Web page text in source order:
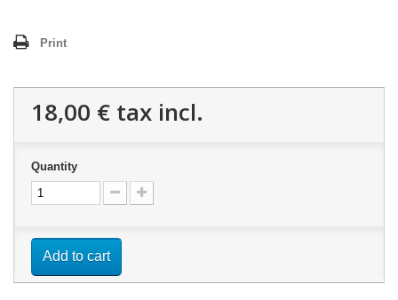
Print
18,00 € tax incl.
Quantity
Add to cart